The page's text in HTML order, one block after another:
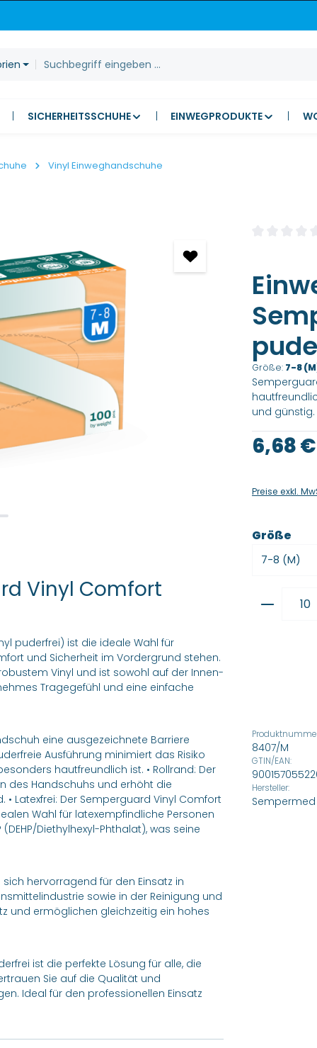
SICHERHEITSSCHUHE EINWEGPRODUKTE
Vinyl Einweghandschuhe
Größe: 7-8
und günstig.
Regulärer
6,68 €
Preise exkl.
Größe
8407/M
GTIN/EAN:
Hersteller:
Sempermed
Vinyl Comfort
puderfrei) ist die ideale Wahl für
und Sicherheit im Vordergrund stehen.
Vinyl und ist sowohl auf der Innen-
Tragegefühl und eine einfache
eine ausgezeichnete Barriere
Ausführung minimiert das Risiko
hautfreundlich ist. • Rollrand: Der
des Handschuhs und erhöht die
Latexfrei: Der Semperguard Vinyl Comfort
Wahl für latexempfindliche Personen
Diethylhexyl-Phthalat), was seine
hervorragend für den Einsatz in
sowie in der Reinigung und
und ermöglichen gleichzeitig ein hohes
ist die perfekte Lösung für alle, die
Sie auf die Qualität und
Ideal für den professionellen Einsatz